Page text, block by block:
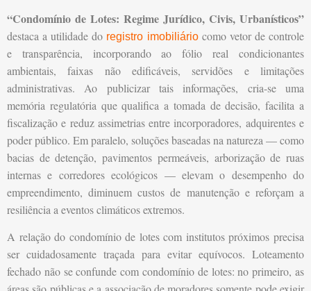
“Condomínio de Lotes: Regime Jurídico, Civis, Urbanísticos”
destaca a utilidade do registro imobiliáriocomo vetor de controle
e transparência, incorporando ao fólio real condicionantes
ambientais, faixas não edificáveis, servidões e limitações
administrativas. Ao publicizar tais informações, cria-se uma
memória regulatória que qualifica a tomada de decisão, facilita a
fiscalização e reduz assimetrias entre incorporadores, adquirentes e
poder público. Em paralelo, soluções baseadas na natureza — como
bacias de detenção, pavimentos permeáveis, arborização de ruas
internas e corredores ecológicos — elevam o desempenho do
empreendimento, diminuem custos de manutenção e reforçam a
resiliência a eventos climáticos extremos.
A relação do condomínio de lotes com institutos próximos precisa
ser cuidadosamente traçada para evitar equívocos. Loteamento
fechado não se confunde com condomínio de lotes: no primeiro, as